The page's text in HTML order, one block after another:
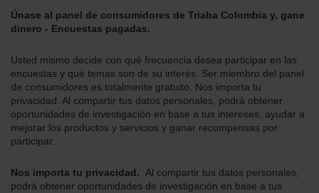
Únase al panel de consumidores de Triaba Colombia y, gane
dinero - Encuestas pagadas.
Usted mismo decide con qué frecuencia desea participar en las
encuestas y qué temas son de su interés. Ser miembro del panel
de consumidores es totalmente gratuito. Nos importa tu
privacidad. Al compartir tus datos personales, podrá obtener
oportunidades de investigación en base a tus intereses, ayudar a
mejorar los productos y servicios y ganar recompensas por
participar.
Nos importa tu privacidad. Al compartir tus datos personales,
podrá obtener oportunidades de investigación en base a tus